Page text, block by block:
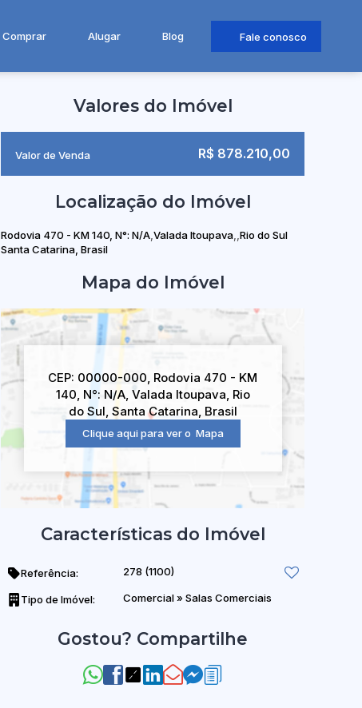
Fale conosco
Blog
Alugar
Comprar
Valores do Imóvel
R$ 878.210,00
Valor de Venda
Localização do Imóvel
Rodovia 470 - KM 140 N°: N/A Valada Itoupava Rio do Sul
Santa Catarina, Brasil
Mapa do Imóvel
CEP: 00000-000, Rodovia 470 - KM
140, N°: N/A, Valada Itoupava, Rio
do Sul, Santa Catarina, Brasil
Clique aqui para ver o Mapa
Características do Imóvel
Referência: 278 (1100)
Tipo de Imóvel: Comercial» Salas Comerciais
Gostou? Compartilhe